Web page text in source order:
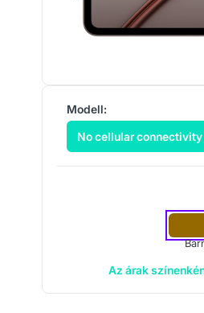
Modell:
No cellular connectivity
Az árak